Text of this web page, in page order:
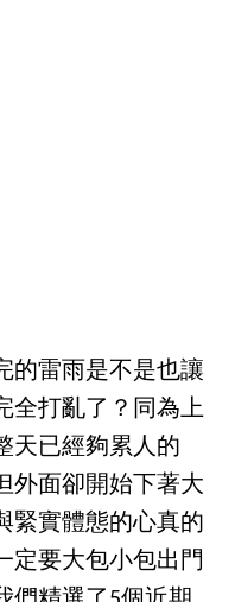
的雷雨是不是也讓
全打亂了？同為上
天已經夠累人的
外面卻開始下著大
緊實體態的心真的
定要大包小包出門